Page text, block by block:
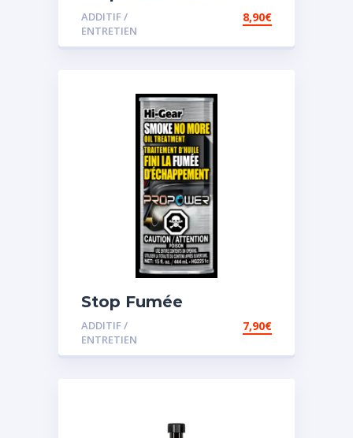
ADDITIF /
ENTRETIEN
8,90€
Stop Fumée
ADDITIF /
ENTRETIEN
7,90€